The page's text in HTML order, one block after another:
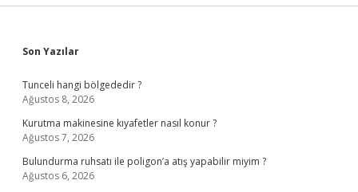
Sidebar
Son Yazılar
Tunceli hangi bölgededir ?
Ağustos 8, 2026
Kurutma makinesine kıyafetler nasıl konur ?
Ağustos 7, 2026
Bulundurma ruhsatı ile poligon’a atış yapabilir miyim ?
Ağustos 6, 2026